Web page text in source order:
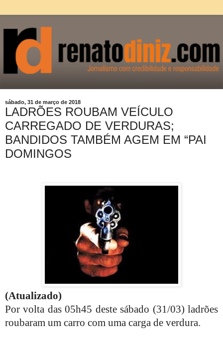
sábado, 31 de março de 2018
LADRÕES ROUBAM VEÍCULO
CARREGADO DE VERDURAS;
BANDIDOS TAMBÉM AGEM EM “PAI
DOMINGOS
(Atualizado)
Por volta das 05h45 deste sábado (31/03) ladrões
roubaram um carro com uma carga de verdura.